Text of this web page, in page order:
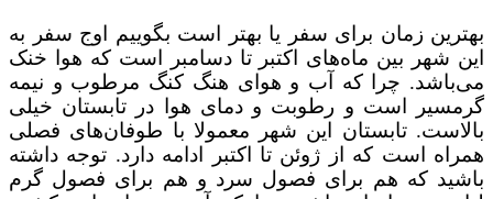
بهترین زمان برای سفر یا بهتر است بگوییم اوج سفر به
این شهر بین ماه‌های اکتبر تا دسامبر است که هوا خنک
می‌باشد. چرا که آب و هوای هنگ کنگ مرطوب و نیمه
گرمسیر است و رطوبت و دمای هوا در تابستان خیلی
بالاست. تابستان این شهر معمولا با طوفان‌های فصلی
همراه است که از ژوئن تا اکتبر ادامه دارد. توجه داشته
باشید که هم برای فصول سرد و هم برای فصول گرم